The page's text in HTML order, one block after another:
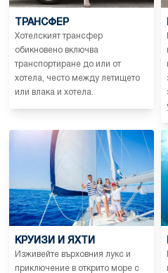
ТРАНСФЕР
Хотелският трансфер
обикновено включва
транспортиране до или от
хотела, често между летището
или влака и хотела.
КРУИЗИ И ЯХТИ
Изживейте върховния лукс и
приключение в открито море с